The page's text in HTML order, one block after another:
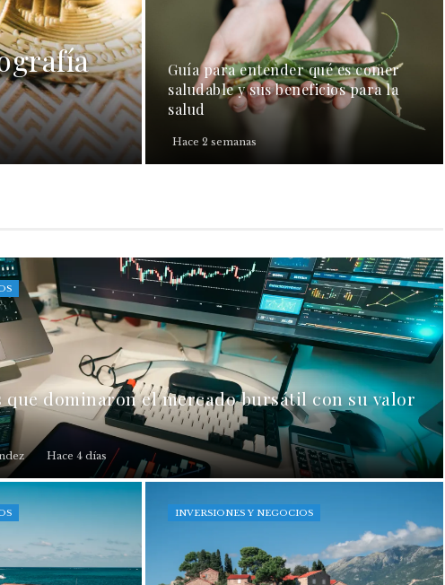
Guía para entender qué es comer
saludable y sus beneficios para la
salud
Hace 2 semanas
que dominaron el mercado bursátil con su valor
Hace 4 días
INVERSIONES Y NEGOCIOS